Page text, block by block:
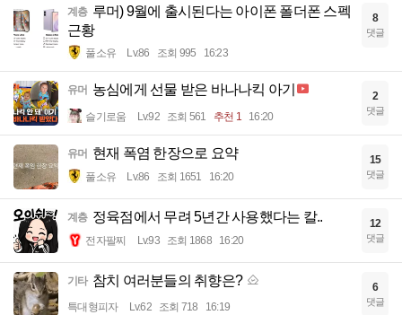
계층 루머) 9월에 출시된다는 아이폰 폴더폰 스펙
근황
풀소유 Lv.86 조회 995 16:23
8
댓글
유머 농심에게 선물 받은 바나나킥 아기
슬기로움 Lv.92 조회 561 추천 1 16:20
2
댓글
유머 현재 폭염 한장으로 요약
풀소유 Lv.86 조회 1651 16:20
15
댓글
계층 정육점에서 무려 5년간 사용했다는 칼..
전자팔찌 Lv.93 조회 1868 16:20
12
댓글
기타 참치 여러분들의 취향은?
특대형피자 Lv.62 조회 718 16:19
6
댓글